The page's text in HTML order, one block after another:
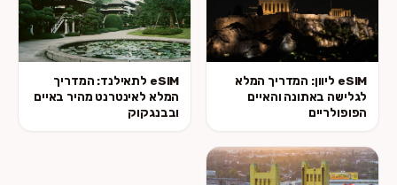
eSIM ליוון: המדריך המלא
לגלישה באתונה והאיים
הפופולריים
eSIM לתאילנד: המדריך
המלא לאינטרנט מהיר באיים
ובבנגקוק